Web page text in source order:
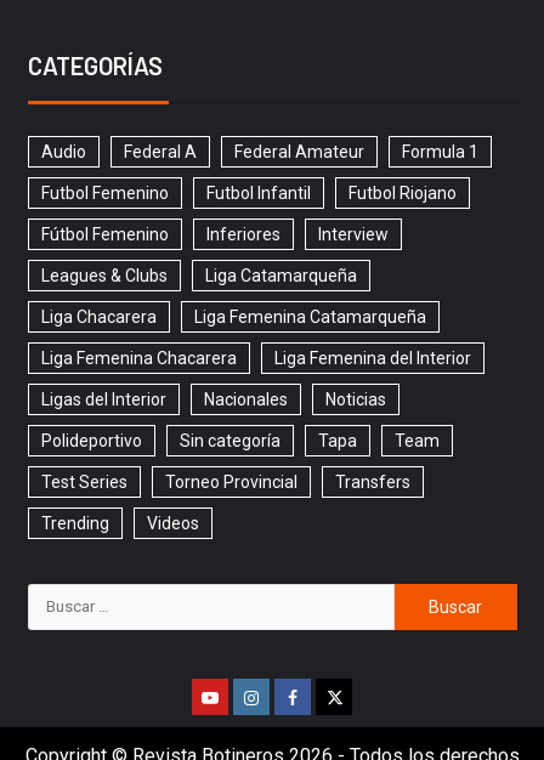
CATEGORÍAS
Audio Federal A Federal Amateur Formula 1
Futbol Femenino Futbol Infantil Futbol Riojano
Fútbol Femenino Inferiores Interview
Leagues & Clubs Liga Catamarqueña
Liga Chacarera Liga Femenina Catamarqueña
Liga Femenina Chacarera Liga Femenina del Interior
Ligas del Interior Nacionales Noticias
Polideportivo Sin categoría Tapa Team
Test Series Torneo Provincial Transfers
Trending Videos
Copyright © Revista Botineros 2026 - Todos los derechos